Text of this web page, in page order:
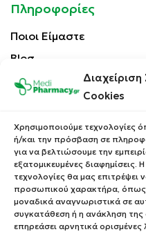
Cookies
Χρησιμοποιούμε τεχνολογίες
ή/και την πρόσβαση σε
για να βελτιώσουμε την
εξατομικευμένες διαφημίσεις.
τεχνολογίες θα μας
προσωπικού χαρακτήρα, όπως
μοναδικά αναγνωριστικά σε
συγκατάθεση ή η ανάκληση
επηρεάσει αρνητικά ορισμένες
Πληροφορίες
Ποιοι Είμαστε
Blog
Επικοινωνία
Πολιτική Απορρήτου
Τρόποι Αποστολής
Τρόποι Πληρωμής
Επιστροφές Προϊόντων